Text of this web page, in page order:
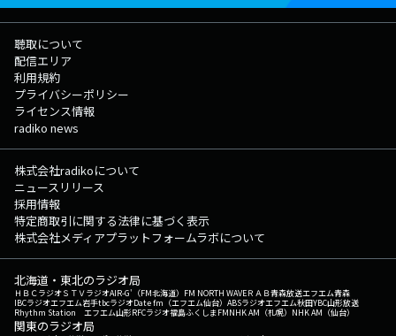
聴取について
配信エリア
利用規約
プライバシーポリシー
ライセンス情報
radiko news
株式会社radikoについて
ニュースリリース
採用情報
特定商取引に関する法律に基づく表示
株式会社メディアプラットフォームラボについて
北海道・東北のラジオ局
ＨＢＣラジオＳＴＶラジオAIR-G'（FM北海道） FM NORTH WAVEＲＡＢ青森放送エフエム青森
IBCラジオエフエム岩手tbcラジオDate fm（エフエム仙台） ABSラジオエフエム秋田YBC山形放送
Rhythm Station エフエム山形RFCラジオ福島ふくしまFMNHK AM（札幌） NHK AM（仙台）
関東のラジオ局